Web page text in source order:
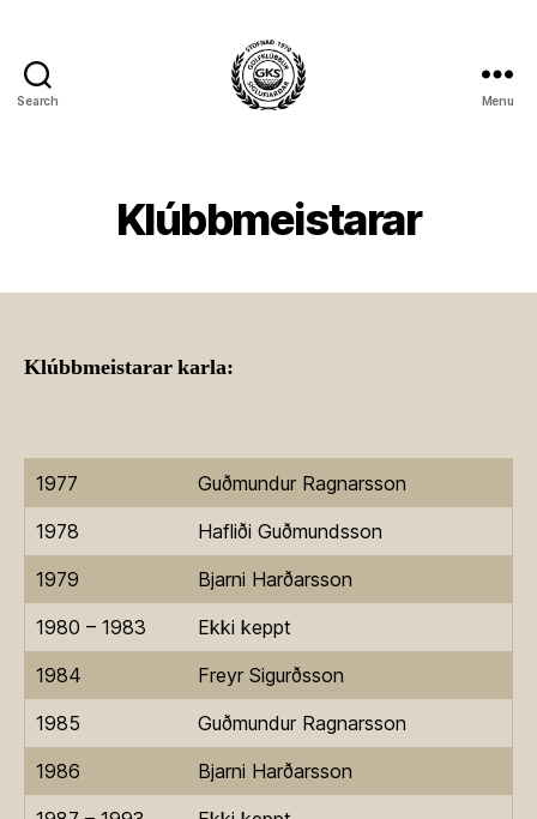
Search Menu
Klúbbmeistarar
Klúbbmeistarar karla:
1977
Guðmundur Ragnarsson
1978
Hafliði Guðmundsson
1979
Bjarni Harðarsson
1980 – 1983
Ekki keppt
1984
Freyr Sigurðsson
1985
Guðmundur Ragnarsson
1986
Bjarni Harðarsson